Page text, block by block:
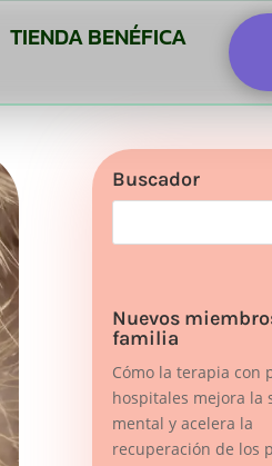
TIENDA BENÉFICA
Buscador
Nuevos
familia
Cómo la terapia con
hospitales mejora la
mental y acelera la
recuperación de los